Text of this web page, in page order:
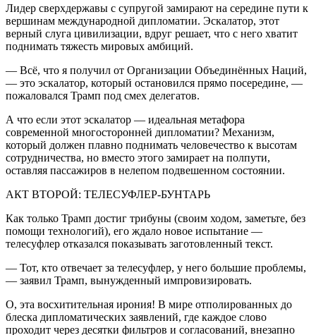
Лидер сверхдержавы с супругой замирают на середине пути к
вершинам международной дипломатии. Эскалатор, этот
верный слуга цивилизации, вдруг решает, что с него хватит
поднимать тяжесть мировых амбиций.
— Всё, что я получил от Организации Объединённых Наций,
— это эскалатор, который остановился прямо посередине, —
пожаловался Трамп под смех делегатов.
А что если этот эскалатор — идеальная метафора
современной многосторонней дипломатии? Механизм,
который должен плавно поднимать человечество к высотам
сотрудничества, но вместо этого замирает на полпути,
оставляя пассажиров в нелепом подвешенном состоянии.
АКТ ВТОРОЙ: ТЕЛЕСУФЛЕР-БУНТАРЬ
Как только Трамп достиг трибуны (своим ходом, заметьте, без
помощи технологий), его ждало новое испытание —
телесуфлер отказался показывать заготовленный текст.
— Тот, кто отвечает за телесуфлер, у него большие проблемы,
— заявил Трамп, вынужденный импровизировать.
О, эта восхитительная ирония! В мире отполированных до
блеска дипломатических заявлений, где каждое слово
проходит через десятки фильтров и согласований, внезапно